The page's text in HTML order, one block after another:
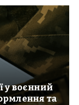
у воєнний
та